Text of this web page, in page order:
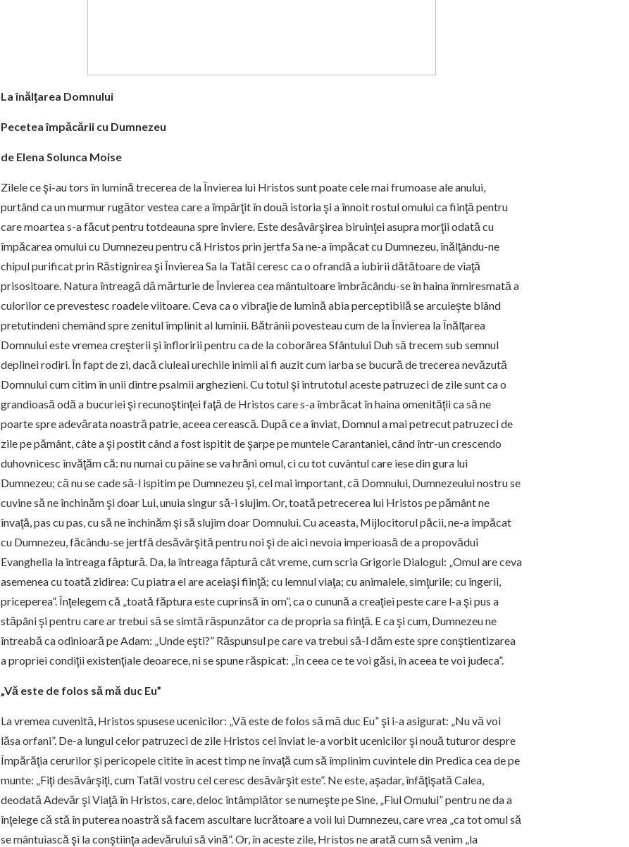
La înălţarea Domnului
Pecetea împăcării cu Dumnezeu
de Elena Solunca Moise
Zilele ce şi-au tors în lumină trecerea de la Învierea lui Hristos sunt poate cele mai frumoase ale anului,
purtând ca un murmur rugător vestea care a împărţit în două istoria şi a înnoit rostul omului ca fiinţă pentru
care moartea s-a făcut pentru totdeauna spre înviere. Este desăvârşirea biruinţei asupra morţii odată cu
împăcarea omului cu Dumnezeu pentru că Hristos prin jertfa Sa ne-a împăcat cu Dumnezeu, înălţându-ne
chipul purificat prin Răstignirea şi Învierea Sa la Tatăl ceresc ca o ofrandă a iubirii dătătoare de viaţă
prisositoare. Natura întreagă dă mărturie de Învierea cea mântuitoare îmbrăcându-se în haina înmiresmată a
culorilor ce prevestesc roadele viitoare. Ceva ca o vibraţie de lumină abia perceptibilă se arcuieşte blând
pretutindeni chemând spre zenitul împlinit al luminii. Bătrânii povesteau cum de la Învierea la Înălţarea
Domnului este vremea creşterii şi înfloririi pentru ca de la coborârea Sfântului Duh să trecem sub semnul
deplinei rodiri. În fapt de zi, dacă ciuleai urechile inimii ai fi auzit cum iarba se bucură de trecerea nevăzută
Domnului cum citim în unii dintre psalmii arghezieni. Cu totul şi întrutotul aceste patruzeci de zile sunt ca o
grandioasă odă a bucuriei şi recunoştinţei faţă de Hristos care s-a îmbrăcat în haina omenităţii ca să ne
poarte spre adevărata noastră patrie, aceea cerească. După ce a înviat, Domnul a mai petrecut patruzeci de
zile pe pământ, câte a şi postit când a fost ispitit de şarpe pe muntele Carantaniei, când într-un crescendo
duhovnicesc învăţăm că: nu numai cu pâine se va hrăni omul, ci cu tot cuvântul care iese din gura lui
Dumnezeu; că nu se cade să-l ispitim pe Dumnezeu şi, cel mai important, că Domnului, Dumnezeului nostru se
cuvine să ne închinăm şi doar Lui, unuia singur să-i slujim. Or, toată petrecerea lui Hristos pe pământ ne
învaţă, pas cu pas, cu să ne închinăm şi să slujim doar Domnului. Cu aceasta, Mijlocitorul păcii, ne-a împăcat
cu Dumnezeu, făcându-se jertfă desăvârşită pentru noi şi de aici nevoia imperioasă de a propovădui
Evanghelia la întreaga făptură. Da, la întreaga făptură cât vreme, cum scria Grigorie Dialogul: „Omul are ceva
asemenea cu toată zidirea: Cu piatra el are aceiaşi fiinţă; cu lemnul viaţa; cu animalele, simţurile; cu îngerii,
priceperea”. Înţelegem că „toată făptura este cuprinsă în om”, ca o cunună a creaţiei peste care l-a şi pus a
stăpâni şi pentru care ar trebui să se simtă răspunzător ca de propria sa fiinţă. E ca şi cum, Dumnezeu ne
întreabă ca odinioară pe Adam: „Unde eşti?” Răspunsul pe care va trebui să-l dăm este spre conştientizarea
a propriei condiţii existenţiale deoarece, ni se spune răspicat: „În ceea ce te voi găsi, în aceea te voi judeca”.
„Vă este de folos să mă duc Eu”
La vremea cuvenită, Hristos spusese ucenicilor: „Vă este de folos să mă duc Eu” şi i-a asigurat: „Nu vă voi
lăsa orfani”. De-a lungul celor patruzeci de zile Hristos cel înviat le-a vorbit ucenicilor şi nouă tuturor despre
Împărăţia cerurilor şi pericopele citite în acest timp ne învaţă cum să împlinim cuvintele din Predica cea de pe
munte: „Fiţi desăvârşiţi, cum Tatăl vostru cel ceresc desăvârşit este”. Ne este, aşadar, înfăţişată Calea,
deodată Adevăr şi Viaţă în Hristos, care, deloc întâmplător se numeşte pe Sine, „Fiul Omului” pentru ne da a
înţelege că stă în puterea noastră să facem ascultare lucrătoare a voii lui Dumnezeu, care vrea „ca tot omul să
se mântuiască şi la conştiinţa adevărului să vină”. Or, în aceste zile, Hristos ne arată cum să venim „la